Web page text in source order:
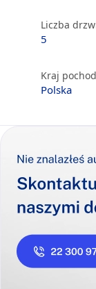
Liczba
5
Kraj
Polska